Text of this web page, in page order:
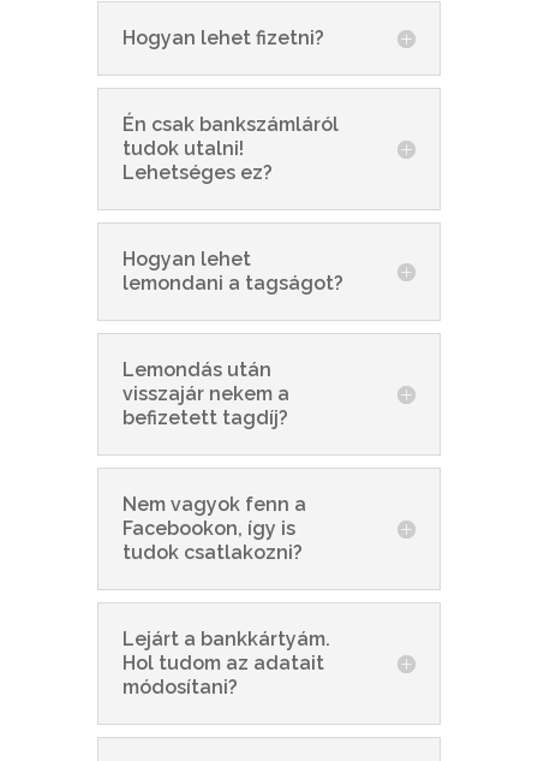
Hogyan lehet fizetni?
Én csak bankszámláról
tudok utalni!
Lehetséges ez?
Hogyan lehet
lemondani a tagságot?
Lemondás után
visszajár nekem a
befizetett tagdíj?
Nem vagyok fenn a
Facebookon, így is
tudok csatlakozni?
Lejárt a bankkártyám.
Hol tudom az adatait
módosítani?